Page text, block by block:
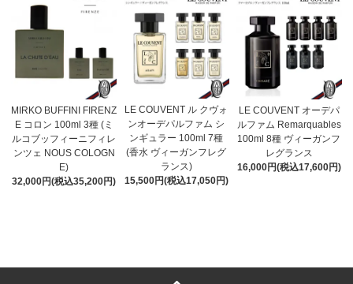
MIRKO BUFFINI FIRENZ
E コロン 100ml 3種 (ミ
ルコブッフィーニフィレ
ンツェ NOUS COLOGN
E)
32,000円(税込35,200円)
LE COUVENT ル クヴォ
ンオーデパルファム シ
ンギュラー 100ml 7種
(香水 ヴィーガンフレグ
ランス)
15,500円(税込17,050円)
LE COUVENT オーデパ
ルファム Remarquables
100ml 8種 ヴィーガンフ
レグランス
16,000円(税込17,600円)